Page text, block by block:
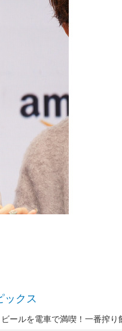
ックス